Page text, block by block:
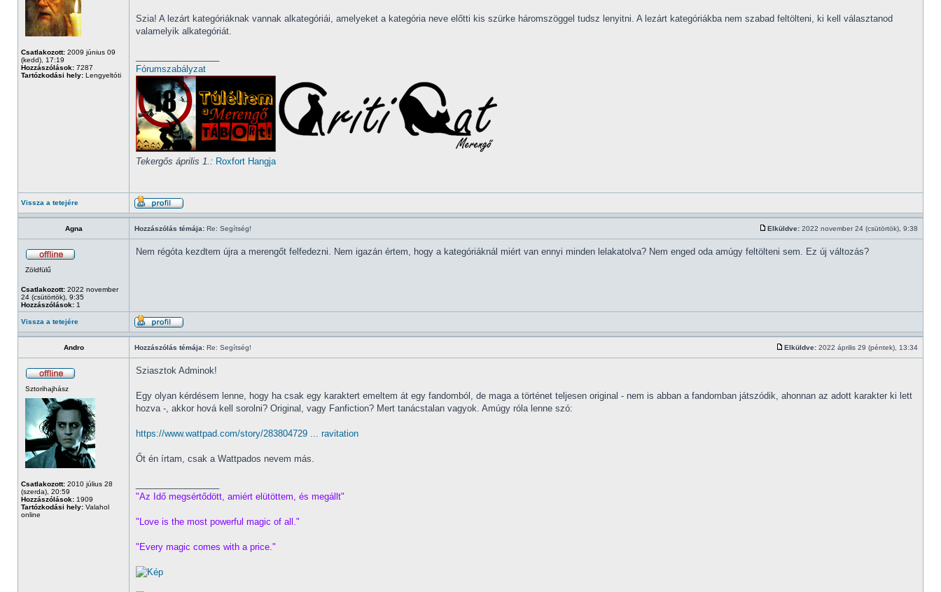
Csatlakozott: 2009 június 09
(kedd), 17:19
Hozzászólások: 7287
Tartózkodási hely: Lengyeltóti
Szia! A lezárt kategóriáknak vannak alkategóriái, amelyeket a kategória neve előtti kis szürke háromszöggel tudsz lenyitni. A lezárt kategóriákba nem szabad feltölteni, ki kell választanod
valamelyik alkategóriát.
Fórumszabályzat
Tekergős április 1.: Roxfort Hangja
Vissza a tetejére
Agna Hozzászólás témája: Re: Segítség! Elküldve: 2022 november 24 (csütörtök), 9:38
Zöldfülű
Csatlakozott: 2022 november
24 (csütörtök), 9:35
Hozzászólások: 1
Nem régóta kezdtem újra a merengőt felfedezni. Nem igazán értem, hogy a kategóriáknál miért van ennyi minden lelakatolva? Nem enged oda amúgy feltölteni sem. Ez új változás?
Vissza a tetejére
Andro Hozzászólás témája: Re: Segítség! Elküldve: 2022 április 29 (péntek), 13:34
Sztorihajhász
Csatlakozott: 2010 július 28
(szerda), 20:59
Hozzászólások: 1909
Tartózkodási hely: Valahol
online
Sziasztok Adminok!
Egy olyan kérdésem lenne, hogy ha csak egy karaktert emeltem át egy fandomból, de maga a történet teljesen original - nem is abban a fandomban játszódik, ahonnan az adott karakter ki lett
hozva -, akkor hová kell sorolni? Original, vagy Fanfiction? Mert tanácstalan vagyok. Amúgy róla lenne szó:
https://www.wattpad.com/story/283804729 ... ravitation
Őt én írtam, csak a Wattpados nevem más.
"Az Idő megsértődött, amiért elütöttem, és megállt"
"Love is the most powerful magic of all."
"Every magic comes with a price."